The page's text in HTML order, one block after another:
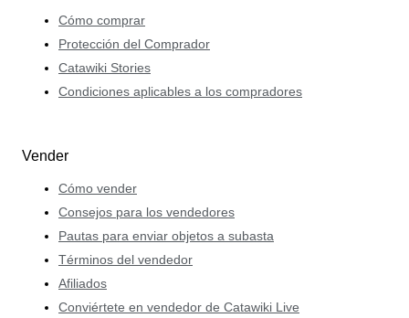
Cómo comprar
Protección del Comprador
Catawiki Stories
Condiciones aplicables a los compradores
Vender
Cómo vender
Consejos para los vendedores
Pautas para enviar objetos a subasta
Términos del vendedor
Afiliados
Conviértete en vendedor de Catawiki Live